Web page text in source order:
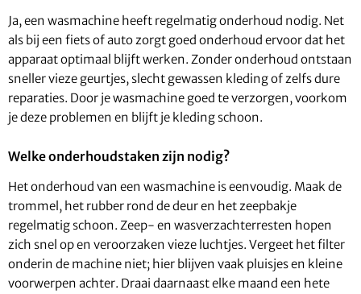
Ja, een wasmachine heeft regelmatig onderhoud nodig. Net
als bij een fiets of auto zorgt goed onderhoud ervoor dat het
apparaat optimaal blijft werken. Zonder onderhoud ontstaan
sneller vieze geurtjes, slecht gewassen kleding of zelfs dure
reparaties. Door je wasmachine goed te verzorgen, voorkom
je deze problemen en blijft je kleding schoon.
Welke onderhoudstaken zijn nodig?
Het onderhoud van een wasmachine is eenvoudig. Maak de
trommel, het rubber rond de deur en het zeepbakje
regelmatig schoon. Zeep- en wasverzachterresten hopen
zich snel op en veroorzaken vieze luchtjes. Vergeet het filter
onderin de machine niet; hier blijven vaak pluisjes en kleine
voorwerpen achter. Draai daarnaast elke maand een hete